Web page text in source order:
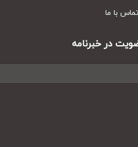
با ما
در خبرنامه